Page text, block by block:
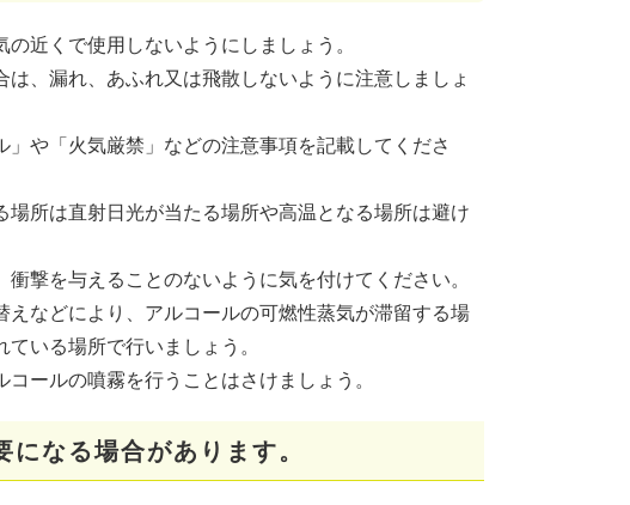
近くで使用しないようにしましょう。
、漏れ、あふれ又は飛散しないように注意しましょ
や「火気厳禁」などの注意事項を記載してくださ
所は直射日光が当たる場所や高温となる場所は避け
撃を与えることのないように気を付けてください。
などにより、アルコールの可燃性蒸気が滞留する場
いる場所で行いましょう。
ールの噴霧を行うことはさけましょう。
なる場合があります。